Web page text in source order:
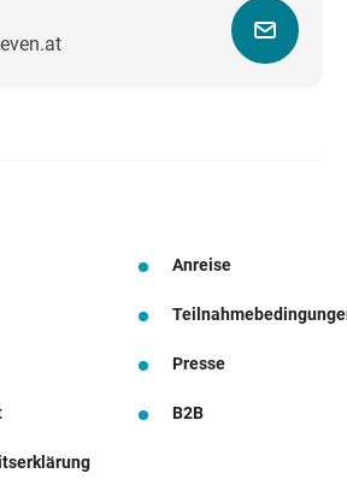
Wegbeschreibung
Anreise
Presse
B2B